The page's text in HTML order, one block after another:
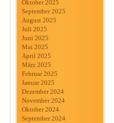
Oktober 2025
September 2025
August 2025
Juli 2025
Juni 2025
Mai 2025
April 2025
März 2025
Februar 2025
Januar 2025
Dezember 2024
November 2024
Oktober 2024
September 2024